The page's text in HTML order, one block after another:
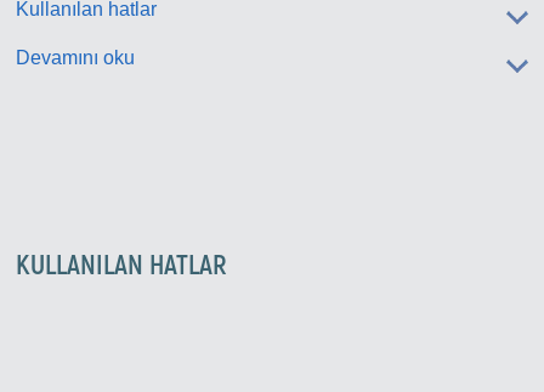
Kullanılan hatlar
Devamını oku
KULLANILAN HATLAR